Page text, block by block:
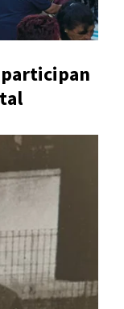
participan